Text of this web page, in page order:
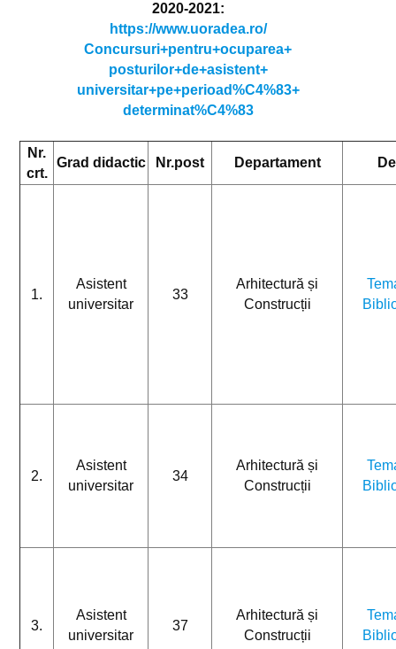
2020-2021:
https://www.uoradea.ro/
Concursuri+pentru+ocuparea+
posturilor+de+asistent+
universitar+pe+perioad%C4%83+
determinat%C4%83
Nr.
crt.
Grad didactic Nr.post Departament
1.
Asistent
universitar
33
Arhitectură și
Construcții
2.
Asistent
universitar
34
Arhitectură și
Construcții
3.
Asistent
universitar
37
Arhitectură și
Construcții